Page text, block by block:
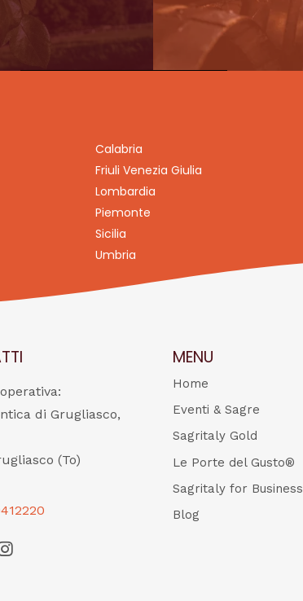
Calabria
Friuli Venezia Giulia
Lombardia
Piemonte
Sicilia
Umbria
di Grugliasco,
(To)
MENU
Home
Eventi & Sagre
Sagritaly Gold
Le Porte del Gusto®
Sagritaly for Business
Blog